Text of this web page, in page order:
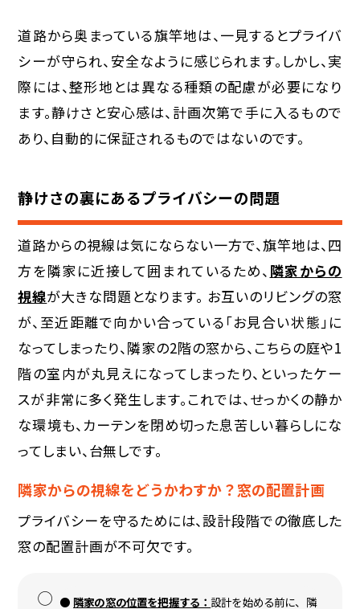
道路から奥まっている旗竿地は、一見するとプライバ
シーが守られ、安全なように感じられます。しかし、実
際には、整形地とは異なる種類の配慮が必要になり
ます。静けさと安心感は、計画次第で手に入るもので
あり、自動的に保証されるものではないのです。
静けさの裏にあるプライバシーの問題
道路からの視線は気にならない一方で、旗竿地は、四
方を隣家に近接して囲まれているため、 隣家からの
視線が大きな問題となります。 お互いのリビングの窓
が、至近距離で向かい合っている「お見合い状態」に
なってしまったり、隣家の2階の窓から、こちらの庭や1
階の室内が丸見えになってしまったり、といったケー
スが非常に多く発生します。これでは、せっかくの静か
な環境も、カーテンを閉め切った息苦しい暮らしにな
ってしまい、台無しです。
隣家からの視線をどうかわすか？窓の配置計画
プライバシーを守るためには、設計段階での徹底した
窓の配置計画が不可欠です。
隣家の窓の位置を把握する：設計を始める前に、隣